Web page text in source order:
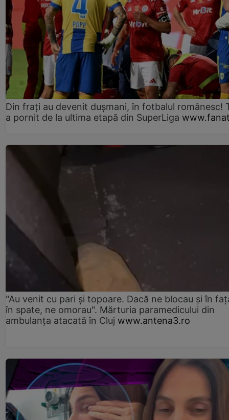
Din frați au devenit dușmani, în fotbalul românesc!
a pornit de la ultima etapă din SuperLiga
"Au venit cu pari și topoare. Dacă ne blocau şi în
în spate, ne omorau". Mărturia paramedicului din
ambulanţa atacată în Cluj www.antena3.ro